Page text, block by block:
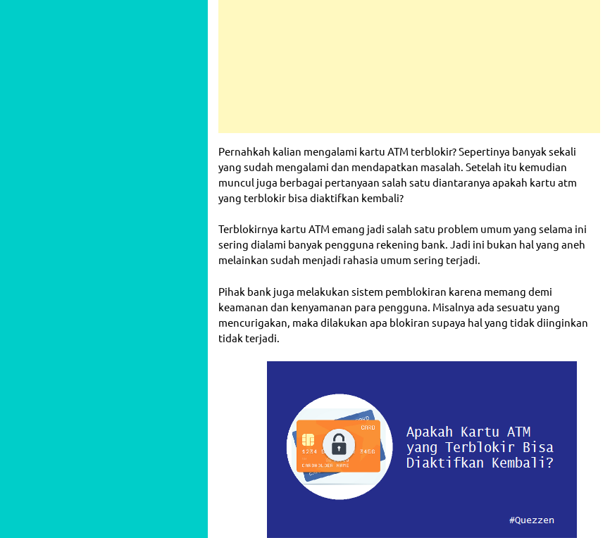
Pernahkah kalian mengalami kartu ATM terblokir? Sepertinya banyak sekali
yang sudah mengalami dan mendapatkan masalah. Setelah itu kemudian
muncul juga berbagai pertanyaan salah satu diantaranya apakah kartu atm
yang terblokir bisa diaktifkan kembali?
Terblokirnya kartu ATM emang jadi salah satu problem umum yang selama ini
sering dialami banyak pengguna rekening bank. Jadi ini bukan hal yang aneh
melainkan sudah menjadi rahasia umum sering terjadi.
Pihak bank juga melakukan sistem pemblokiran karena memang demi
keamanan dan kenyamanan para pengguna. Misalnya ada sesuatu yang
mencurigakan, maka dilakukan apa blokiran supaya hal yang tidak diinginkan
tidak terjadi.